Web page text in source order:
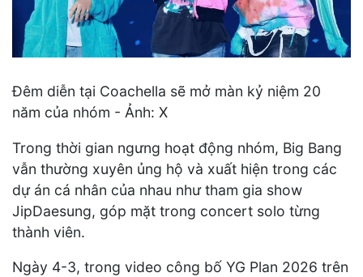
Đêm diễn tại Coachella sẽ mở màn kỷ niệm 20
năm của nhóm - Ảnh: X
Trong thời gian ngưng hoạt động nhóm, Big Bang
vẫn thường xuyên ủng hộ và xuất hiện trong các
dự án cá nhân của nhau như tham gia show
JipDaesung, góp mặt trong concert solo từng
thành viên.
Ngày 4-3, trong video công bố YG Plan 2026 trên